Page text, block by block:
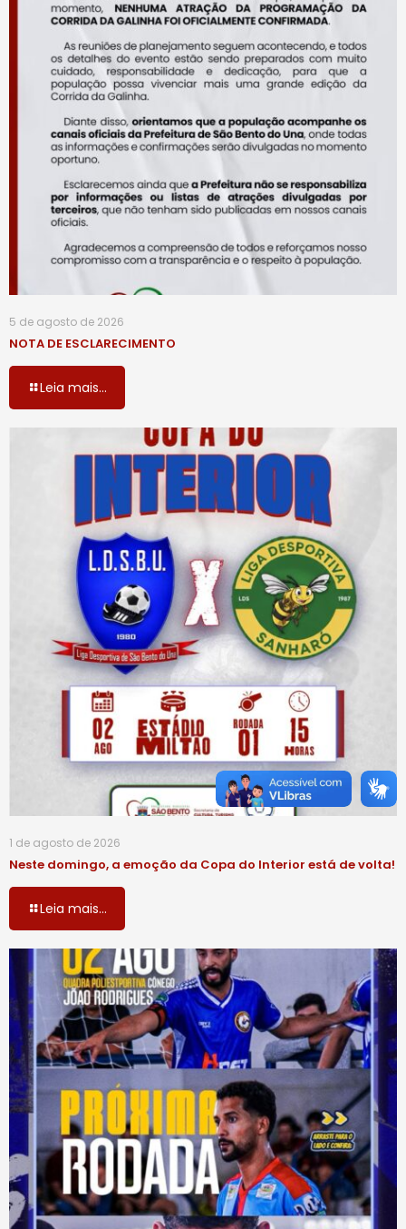
5 de agosto de 2026
NOTA DE ESCLARECIMENTO
Leia mais...
1 de agosto de 2026
Neste domingo, a emoção da Copa do Interior está de volta!
Leia mais...